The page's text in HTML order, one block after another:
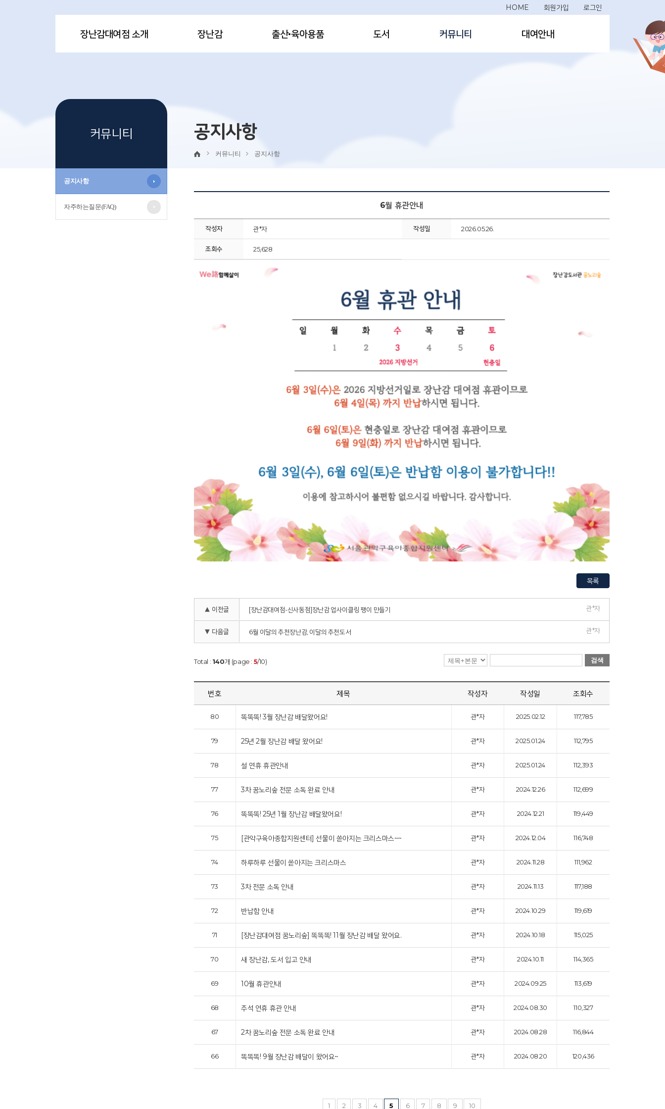
HOME 회원가입 로그인
장난감대여점 소개 장난감 출산·육아용품 도서 커뮤니티 대여안내
커뮤니티
공지사항
자주하는질문(FAQ)
공지사항
커뮤니티 공지사항
6월 휴관안내
작성자 관*자 작성일 2026.05.26.
조회수 25,628
목록
▲ 이전글 [장난감대여점-신사동점]장난감 업사이클링 팽이 만들기 관*자
▼ 다음글 6월 이달의 추천장난감, 이달의 추천도서 관*자
Total : 140개 (page : 5/10) 검색
번호 제목 작성자 작성일 조회수
80 똑똑똑! 3월 장난감 배달왔어요! 관*자 2025.02.12 117,785
79 25년 2월 장난감 배달 왔어요! 관*자 2025.01.24 112,795
78 설 연휴 휴관안내 관*자 2025.01.24 112,393
77 3차 꿈노리숲 전문 소독 완료 안내 관*자 2024.12.26 112,699
76 똑똑똑! 25년 1월 장난감 배달왔어요! 관*자 2024.12.21 119,449
75 [관악구육아종합지원센터] 선물이 쏟아지는 크리스마스~~ 관*자 2024.12.04 116,748
74 하루하루 선물이 쏟아지는 크리스마스 관*자 2024.11.28 111,962
73 3차 전문 소독 안내 관*자 2024.11.13 117,188
72 반납함 안내 관*자 2024.10.29 119,619
71 [장난감대여점 꿈노리숲] 똑똑똑! 11월 장난감 배달 왔어요. 관*자 2024.10.18 115,025
70 새 장난감, 도서 입고 안내 관*자 2024.10.11 114,365
69 10월 휴관안내 관*자 2024.09.25 113,619
68 추석 연휴 휴관 안내 관*자 2024.08.30 110,327
67 2차 꿈노리숲 전문 소독 완료 안내 관*자 2024.08.28 116,844
66 똑똑똑! 9월 장난감 배달이 왔어요~ 관*자 2024.08.20 120,436
1 2 3 4 5 6 7 8 9 10